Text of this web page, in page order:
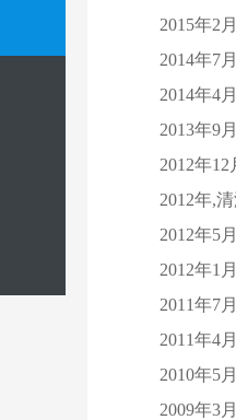
2015年2
2014年7
2014年4
2013年9
2012年
2012年,
2012年5
2012年1
2011年7
2011年4
2010年5
2009年3